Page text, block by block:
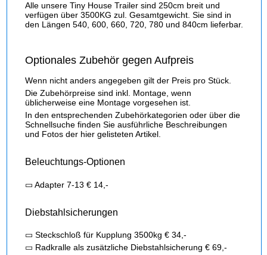
Alle unsere Tiny House Trailer sind 250cm breit und
verfügen über 3500KG zul. Gesamtgewicht. Sie sind in
den Längen 540, 600, 660, 720, 780 und 840cm lieferbar.
Optionales Zubehör gegen Aufpreis
Wenn nicht anders angegeben gilt der Preis pro Stück.
Die Zubehörpreise sind inkl. Montage, wenn
üblicherweise eine Montage vorgesehen ist.
In den entsprechenden Zubehörkategorien oder über die
Schnellsuche finden Sie ausführliche Beschreibungen
und Fotos der hier gelisteten Artikel.
Beleuchtungs-Optionen
▭ Adapter 7-13 € 14,-
Diebstahlsicherungen
▭ Steckschloß für Kupplung 3500kg € 34,-
▭ Radkralle als zusätzliche Diebstahlsicherung € 69,-